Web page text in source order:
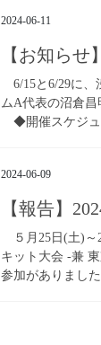
2024-06-11
【お知ら
6/15と6/29に、
ムA代表の沼倉
◆開催スケジ
2024-06-09
【報告】
５月25日(土)～
キット大会 -兼
参加がありまし